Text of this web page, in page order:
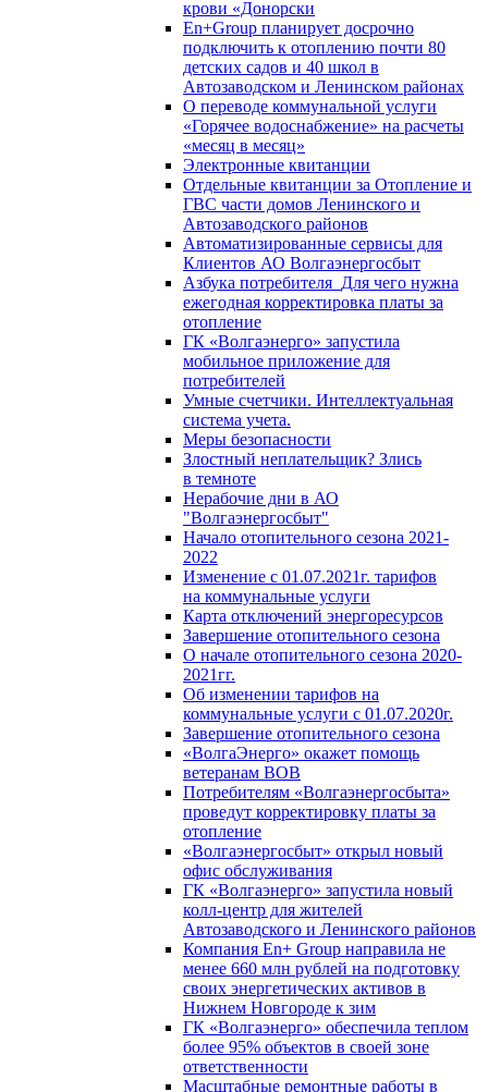
крови «Донорски
En+Group планирует досрочно
подключить к отоплению почти 80
детских садов и 40 школ в
Автозаводском и Ленинском районах
О переводе коммунальной услуги
«Горячее водоснабжение» на расчеты
«месяц в месяц»
Электронные квитанции
Отдельные квитанции за Отопление и
ГВС части домов Ленинского и
Автозаводского районов
Автоматизированные сервисы для
Клиентов АО Волгаэнергосбыт
Азбука потребителя_Для чего нужна
ежегодная корректировка платы за
отопление
ГК «Волгаэнерго» запустила
мобильное приложение для
потребителей
Умные счетчики. Интеллектуальная
система учета.
Меры безопасности
Злостный неплательщик? Злись
в темноте
Нерабочие дни в АО
"Волгаэнергосбыт"
Начало отопительного сезона 2021-
2022
Изменение с 01.07.2021г. тарифов
на коммунальные услуги
Карта отключений энергоресурсов
Завершение отопительного сезона
О начале отопительного сезона 2020-
2021гг.
Об изменении тарифов на
коммунальные услуги с 01.07.2020г.
Завершение отопительного сезона
«ВолгаЭнерго» окажет помощь
ветеранам ВОВ
Потребителям «Волгаэнергосбыта»
проведут корректировку платы за
отопление
«Волгаэнергосбыт» открыл новый
офис обслуживания
ГК «Волгаэнерго» запустила новый
колл-центр для жителей
Автозаводского и Ленинского районов
Компания En+ Group направила не
менее 660 млн рублей на подготовку
своих энергетических активов в
Нижнем Новгороде к зим
ГК «Волгаэнерго» обеспечила теплом
более 95% объектов в своей зоне
ответственности
Масштабные ремонтные работы в